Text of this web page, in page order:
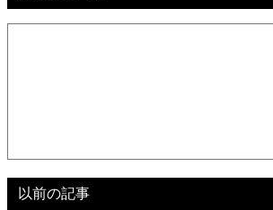
以前の記事